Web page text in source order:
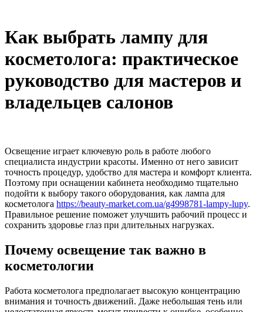
Как выбрать лампу для
косметолога: практическое
руководство для мастеров и
владельцев салонов
Освещение играет ключевую роль в работе любого
специалиста индустрии красоты. Именно от него зависит
точность процедур, удобство для мастера и комфорт клиента.
Поэтому при оснащении кабинета необходимо тщательно
подойти к выбору такого оборудования, как лампа для
косметолога https://beauty-market.com.ua/g4998781-lampy-lupy.
Правильное решение поможет улучшить рабочий процесс и
сохранить здоровье глаз при длительных нагрузках.
Почему освещение так важно в
косметологии
Работа косметолога предполагает высокую концентрацию
внимания и точность движений. Даже небольшая тень или